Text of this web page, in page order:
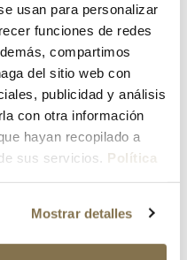
usan para personalizar
funciones de redes
compartimos
del sitio web con
publicidad y análisis
con otra información
hayan recopilado a
sus servicios. Política
Mostrar detalles